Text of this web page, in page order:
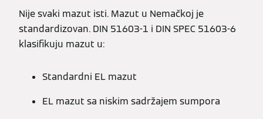
Nije svaki mazut isti. Mazut u Nemačkoj je
standardizovan. DIN 51603-1 i DIN SPEC 51603-6
klasifikuju mazut u:
Standardni EL mazut
EL mazut sa niskim sadržajem sumpora